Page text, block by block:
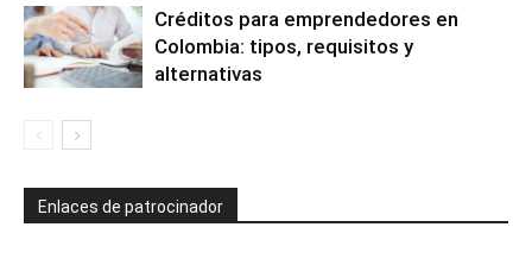
Créditos para emprendedores en
Colombia: tipos, requisitos y
alternativas
Enlaces de patrocinador